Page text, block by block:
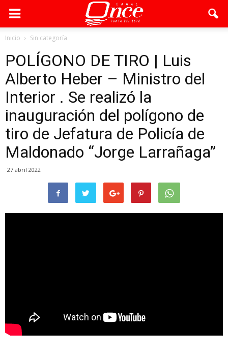
Inicio Sin categoría
POLÍGONO DE TIRO | Luis
Alberto Heber – Ministro del
Interior . Se realizó la
inauguración del polígono de
tiro de Jefatura de Policía de
Maldonado “Jorge Larrañaga”
27 abril 2022